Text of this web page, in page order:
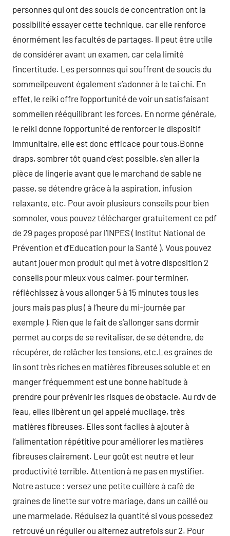
personnes qui ont des soucis de concentration ont la
possibilité essayer cette technique, car elle renforce
énormément les facultés de partages. Il peut être utile
de considérer avant un examen, car cela limité
l’incertitude. Les personnes qui souffrent de soucis du
sommeilpeuvent également s’adonner à le tai chi. En
effet, le reiki offre l’opportunité de voir un satisfaisant
sommeilen rééquilibrant les forces. En norme générale,
le reiki donne l’opportunité de renforcer le dispositif
immunitaire, elle est donc efficace pour tous.Bonne
draps, sombrer tôt quand c’est possible, s’en aller la
pièce de lingerie avant que le marchand de sable ne
passe, se détendre grâce à la aspiration, infusion
relaxante, etc. Pour avoir plusieurs conseils pour bien
somnoler, vous pouvez télécharger gratuitement ce pdf
de 29 pages proposé par l’INPES ( Institut National de
Prévention et d’Education pour la Santé ). Vous pouvez
autant jouer mon produit qui met à votre disposition 2
conseils pour mieux vous calmer. pour terminer,
réfléchissez à vous allonger 5 à 15 minutes tous les
jours mais pas plus ( à l’heure du mi-journée par
exemple ). Rien que le fait de s’allonger sans dormir
permet au corps de se revitaliser, de se détendre, de
récupérer, de relâcher les tensions, etc.Les graines de
lin sont très riches en matières fibreuses soluble et en
manger fréquemment est une bonne habitude à
prendre pour prévenir les risques de obstacle. Au rdv de
l’eau, elles libèrent un gel appelé mucilage, très
matières fibreuses. Elles sont faciles à ajouter à
l’alimentation répétitive pour améliorer les matières
fibreuses clairement. Leur goût est neutre et leur
productivité terrible. Attention à ne pas en mystifier.
Notre astuce : versez une petite cuillère à café de
graines de linette sur votre mariage, dans un caillé ou
une marmelade. Réduisez la quantité si vous possedez
retrouvé un régulier ou alternez autrefois sur 2. Pour